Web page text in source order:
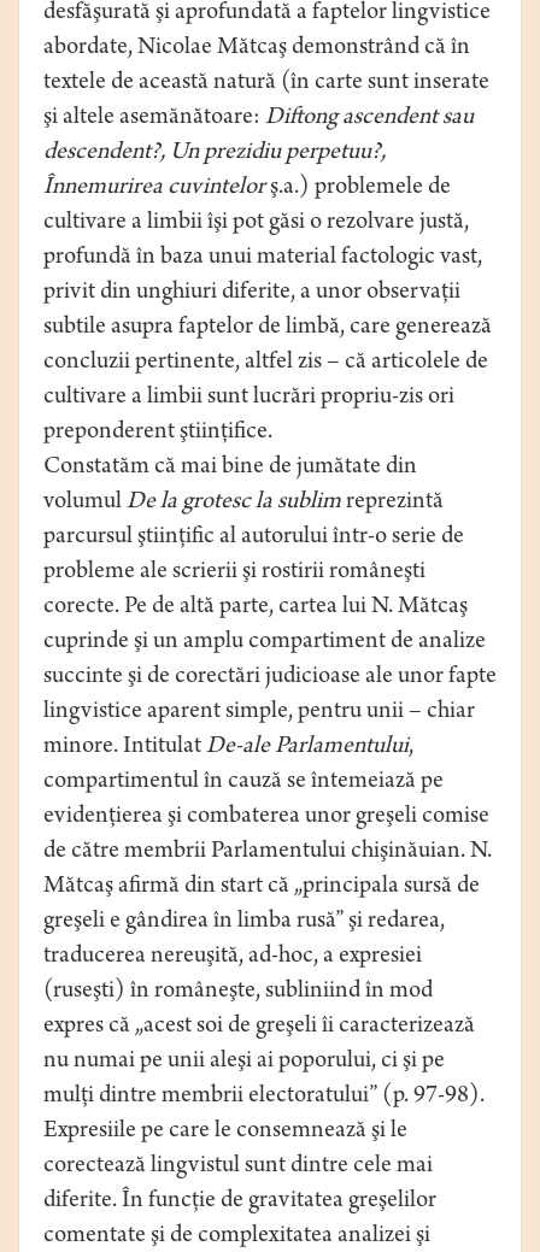
desfăşurată şi aprofundată a faptelor lingvistice
abordate, Nicolae Mătcaş demonstrând că în
textele de această natură (în carte sunt inserate
şi altele asemănătoare: Diftong ascendent sau
descendent?, Un prezidiu perpetuu?,
Înnemurirea cuvintelorş.a.) problemele de
cultivare a limbii îşi pot găsi o rezolvare justă,
profundă în baza unui material factologic vast,
privit din unghiuri diferite, a unor observaţii
subtile asupra faptelor de limbă, care generează
concluzii pertinente, altfel zis – că articolele de
cultivare a limbii sunt lucrări propriu-zis ori
preponderent ştiinţiﬁce.
Constatăm că mai bine de jumătate din
volumulDe la grotesc la sublimreprezintă
parcursul ştiinţiﬁc al autorului într-o serie de
probleme ale scrierii şi rostirii româneşti
corecte. Pe de altă parte, cartea lui N. Mătcaş
cuprinde şi un amplu compartiment de analize
succinte şi de corectări judicioase ale unor fapte
lingvistice aparent simple, pentru unii – chiar
minore. IntitulatDe-ale Parlamentului,
compartimentul în cauză se întemeiază pe
evidenţierea şi combaterea unor greşeli comise
de către membrii Parlamentului chişinăuian. N.
Mătcaş afirmă din start că „principala sursă de
greşeli e gândirea în limba rusă” şi redarea,
traducerea nereuşită, ad-hoc, a expresiei
(ruseşti) în româneşte, subliniind în mod
expres că „acest soi de greşeli îi caracterizează
nu numai pe unii aleşi ai poporului, ci şi pe
mulţi dintre membrii electoratului” (p. 97-98).
Expresiile pe care le consemnează şi le
corectează lingvistul sunt dintre cele mai
diferite. În funcţie de gravitatea greşelilor
comentate şi de complexitatea analizei şi